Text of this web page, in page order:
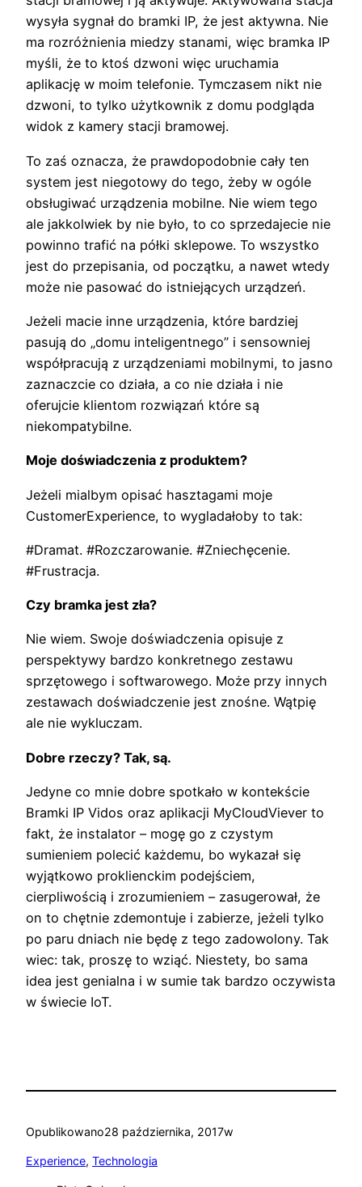
wysyła sygnał do bramki IP, że jest aktywna. Nie
ma rozróżnienia miedzy stanami, więc bramka IP
myśli, że to ktoś dzwoni więc uruchamia
aplikację w moim telefonie. Tymczasem nikt nie
dzwoni, to tylko użytkownik z domu podgląda
widok z kamery stacji bramowej.
To zaś oznacza, że prawdopodobnie cały ten
system jest niegotowy do tego, żeby w ogóle
obsługiwać urządzenia mobilne. Nie wiem tego
ale jakkolwiek by nie było, to co sprzedajecie nie
powinno trafić na półki sklepowe. To wszystko
jest do przepisania, od początku, a nawet wtedy
może nie pasować do istniejących urządzeń.
Jeżeli macie inne urządzenia, które bardziej
pasują do „domu inteligentnego” i sensowniej
współpracują z urządzeniami mobilnymi, to jasno
zaznaczcie co działa, a co nie działa i nie
oferujcie klientom rozwiązań które są
niekompatybilne.
Moje doświadczenia z produktem?
Jeżeli mialbym opisać hasztagami moje
CustomerExperience, to wygladałoby to tak:
#Dramat. #Rozczarowanie. #Zniechęcenie.
#Frustracja.
Czy bramka jest zła?
Nie wiem. Swoje doświadczenia opisuje z
perspektywy bardzo konkretnego zestawu
sprzętowego i softwarowego. Może przy innych
zestawach doświadczenie jest znośne. Wątpię
ale nie wykluczam.
Dobre rzeczy? Tak, są.
Jedyne co mnie dobre spotkało w kontekście
Bramki IP Vidos oraz aplikacji MyCloudViever to
fakt, że instalator – mogę go z czystym
sumieniem polecić każdemu, bo wykazał się
wyjątkowo proklienckim podejściem,
cierpliwością i zrozumieniem – zasugerował, że
on to chętnie zdemontuje i zabierze, jeżeli tylko
po paru dniach nie będę z tego zadowolony. Tak
wiec: tak, proszę to wziąć. Niestety, bo sama
idea jest genialna i w sumie tak bardzo oczywista
w świecie IoT.
Opublikowano28 października, 2017w
Experience, Technologia